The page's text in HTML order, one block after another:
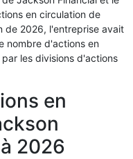
en circulation de
de 2026, l'entreprise avait
nombre d'actions en
les divisions d'actions
en
2026